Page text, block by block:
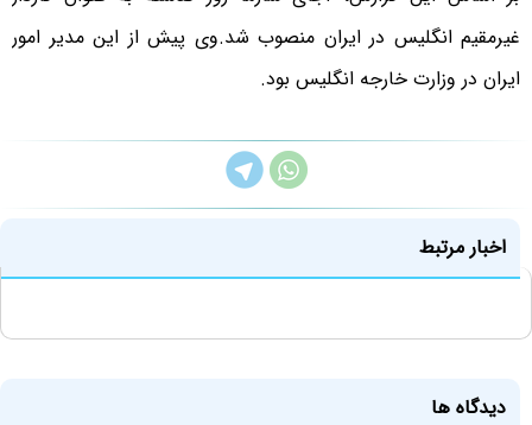
غیرمقیم انگلیس در ایران منصوب شد.وی پیش از این مدیر امور
ایران در وزارت خارجه انگلیس بود.
اخبار مرتبط
دیدگاه ها